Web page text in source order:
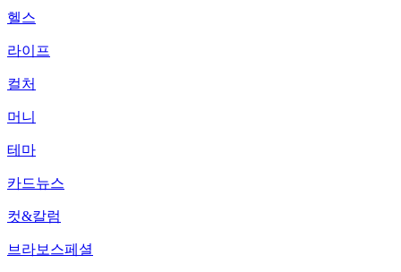
헬스
라이프
컬처
머니
테마
카드뉴스
컷&칼럼
브라보스페셜